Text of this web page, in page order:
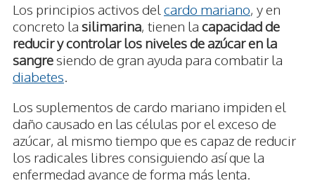
Los principios activos del cardo mariano, y en
concreto la silimarina, tienen la capacidad de
reducir y controlar los niveles de azúcar en la
sangresiendo de gran ayuda para combatir la
diabetes.
Los suplementos de cardo mariano impiden el
daño causado en las células por el exceso de
azúcar, al mismo tiempo que es capaz de reducir
los radicales libres consiguiendo así que la
enfermedad avance de forma más lenta.